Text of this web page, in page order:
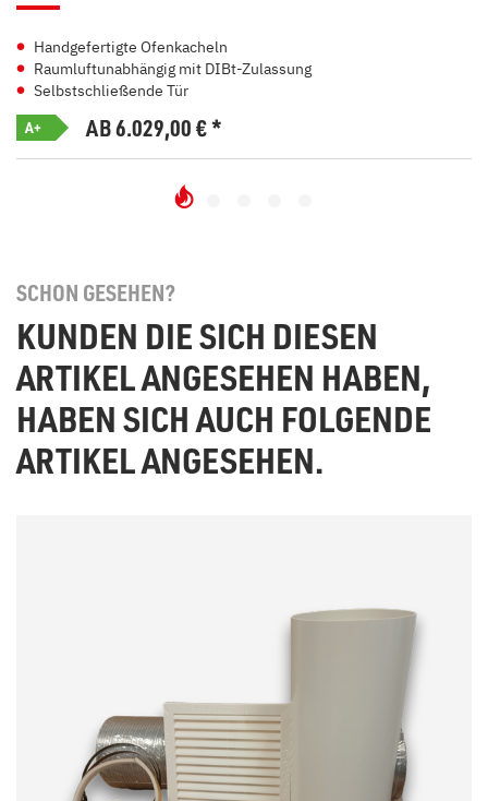
Handgefertigte Ofenkacheln
Raumluftunabhängig mit DIBt-Zulassung
Selbstschließende Tür
A+ AB 6.029,00€*
SCHON GESEHEN?
KUNDEN DIE SICH DIESEN
ARTIKEL ANGESEHEN HABEN,
HABEN SICH AUCH FOLGENDE
ARTIKEL ANGESEHEN.